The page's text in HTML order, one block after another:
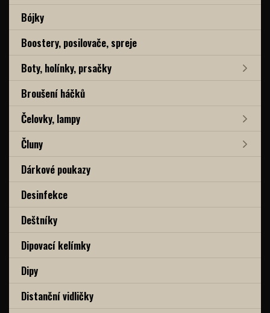
Bójky
Boostery, posilovače, spreje
Boty, holínky, prsačky
Broušení háčků
Čelovky, lampy
Čluny
Dárkové poukazy
Desinfekce
Deštníky
Dipovací kelímky
Dipy
Distanční vidličky